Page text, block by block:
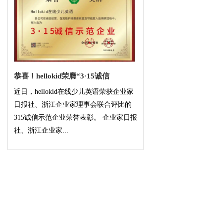
恭喜！hellokid荣膺“3·15诚信
近日，hellokid在线少儿英语荣获企业家
日报社、浙江企业家理事会联合评比的
315诚信示范企业荣誉表彰。 企业家日报
社、浙江企业家...